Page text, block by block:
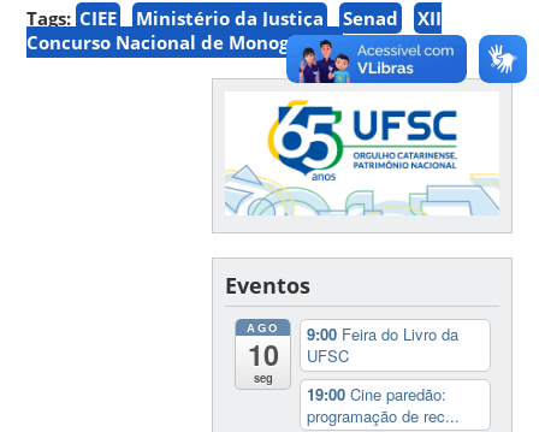
Tags: CIEE Ministério da Justiça Senad
XII
Concurso Nacional de Monografias
Eventos
AGO
10
seg
9:00 Feira do Livro da
UFSC
19:00Cine paredão:
programação de rec...